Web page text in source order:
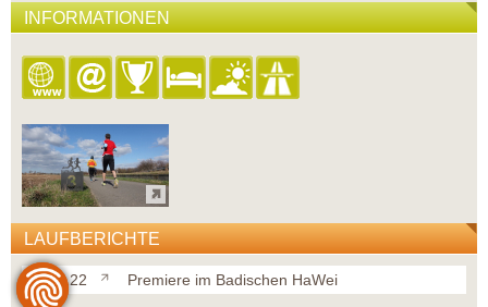
INFORMATIONEN
LAUFBERICHTE
26.02.22 Premiere im Badischen HaWei